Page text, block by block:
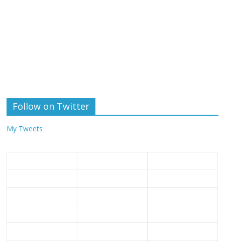
Follow on Twitter
My Tweets